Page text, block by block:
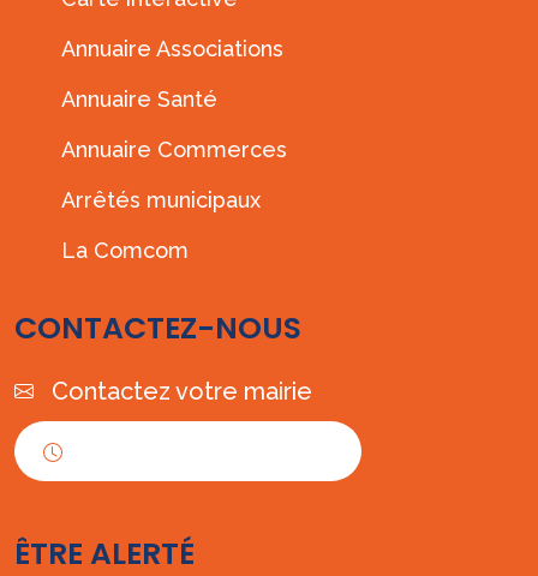
Annuaire Associations
Annuaire Santé
Annuaire Commerces
Arrêtés municipaux
La Comcom
CONTACTEZ-NOUS
Contactez votre mairie
ÊTRE ALERTÉ